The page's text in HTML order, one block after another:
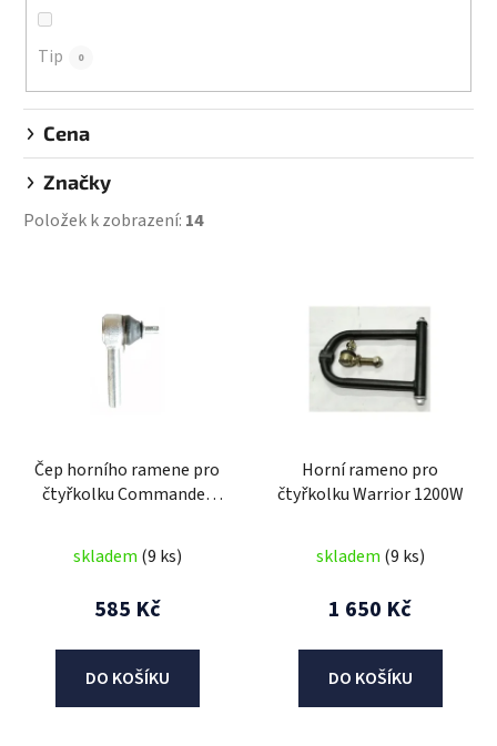
Tip 0
Cena
Značky
Položek k zobrazení: 14
Čep horního ramene pro
čtyřkolku Commander
skladem (9 ks)
585 Kč
DO KOŠÍKU
Horní rameno pro
čtyřkolku Warrior 1200W
skladem (9 ks)
1 650 Kč
DO KOŠÍKU